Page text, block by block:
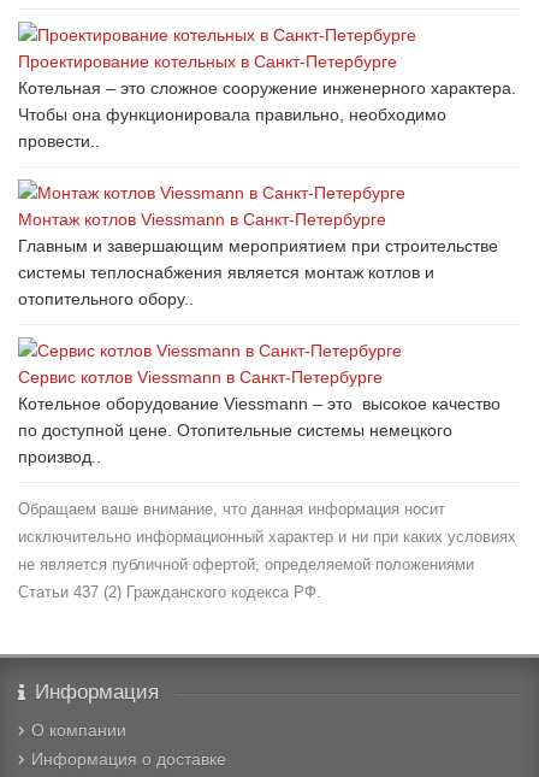
Проектирование котельных в Санкт-Петербурге
Котельная – это сложное сооружение инженерного характера.
Чтобы она функционировала правильно, необходимо
провести..
Монтаж котлов Viessmann в Санкт-Петербурге
Главным и завершающим мероприятием при строительстве
системы теплоснабжения является монтаж котлов и
отопительного обору..
Сервис котлов Viessmann в Санкт-Петербурге
Котельное оборудование Viessmann – это высокое качество
по доступной цене. Отопительные системы немецкого
производ..
Обращаем ваше внимание, что данная информация носит
исключительно информационный характер и ни при каких условиях
не является публичной офертой, определяемой положениями
Статьи 437 (2) Гражданского кодекса РФ.
Информация
О компании
Информация о доставке